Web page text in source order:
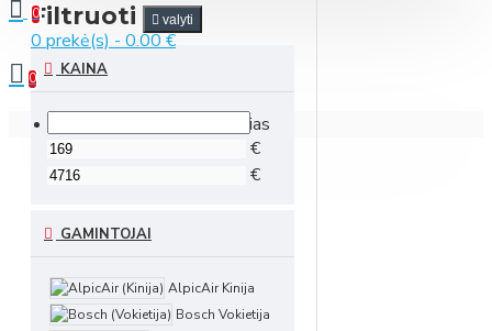
0
0 prekė(s) - 0.00 €
0
Jūsų prekių krepšelis tuščias
Filtruoti valyti
KAINA
€
€
GAMINTOJAI
AlpicAir Kinija
Bosch Vokietija